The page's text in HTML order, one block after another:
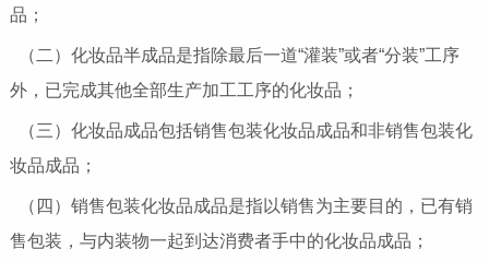
品；
（二）化妆品半成品是指除最后一道“灌装”或者“分装”工序
外，已完成其他全部生产加工工序的化妆品；
（三）化妆品成品包括销售包装化妆品成品和非销售包装化
妆品成品；
（四）销售包装化妆品成品是指以销售为主要目的，已有销
售包装，与内装物一起到达消费者手中的化妆品成品；